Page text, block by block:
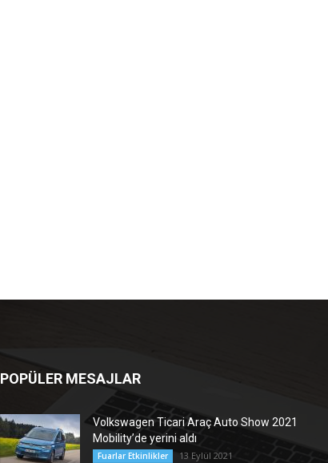
POPÜLER MESAJLAR
Volkswagen Ticari Araç Auto Show 2021
Mobility’de yerini aldı
Fuarlar Etkinlikler 13 Eylül 2021